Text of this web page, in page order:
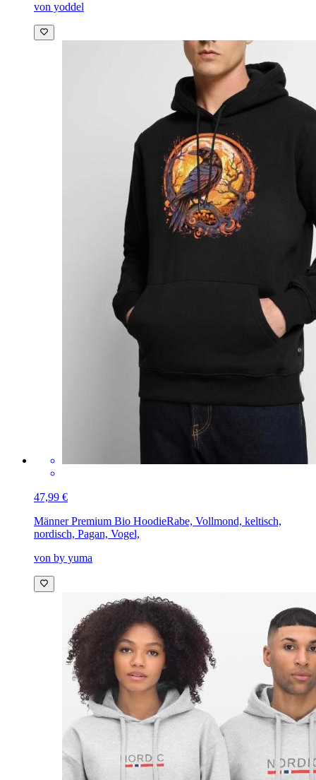
von yoddel
47,99 €
Männer Premium Bio HoodieRabe, Vollmond, keltisch,
nordisch, Pagan, Vogel,
von by yuma